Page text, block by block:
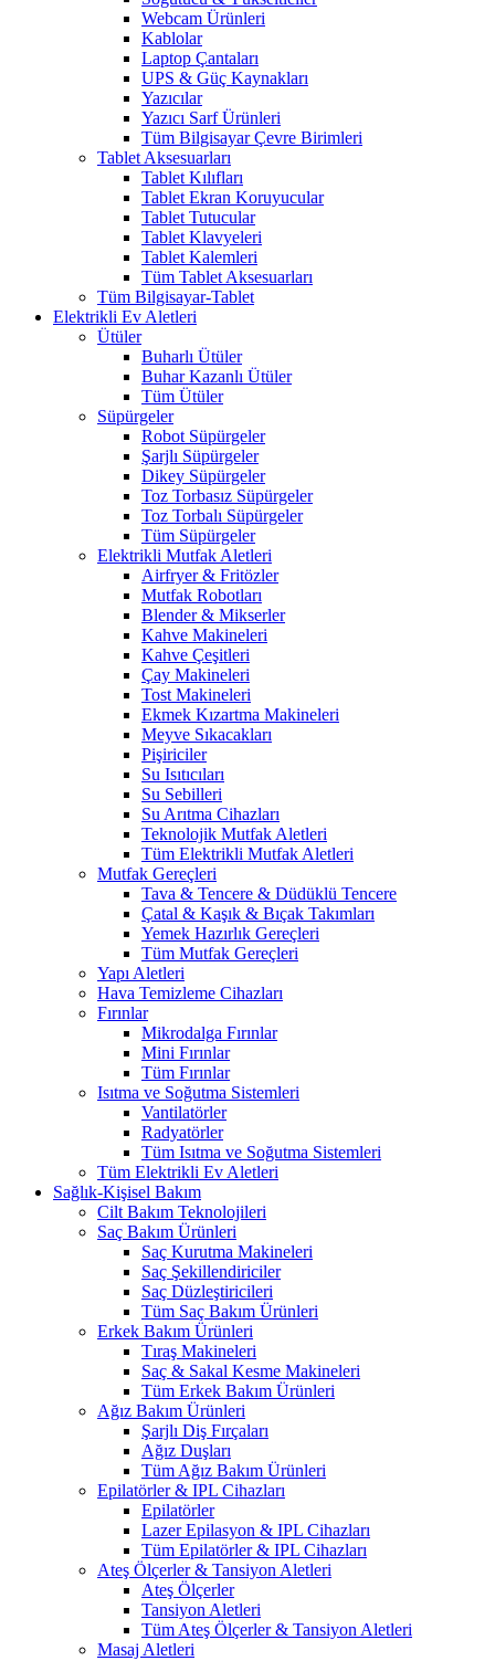
Webcam Ürünleri
Kablolar
Laptop Çantaları
UPS & Güç Kaynakları
Yazıcılar
Yazıcı Sarf Ürünleri
Tüm Bilgisayar Çevre Birimleri
Tablet Aksesuarları
Tablet Kılıfları
Tablet Ekran Koruyucular
Tablet Tutucular
Tablet Klavyeleri
Tablet Kalemleri
Tüm Tablet Aksesuarları
Tüm Bilgisayar-Tablet
Elektrikli Ev Aletleri
Ütüler
Buharlı Ütüler
Buhar Kazanlı Ütüler
Tüm Ütüler
Süpürgeler
Robot Süpürgeler
Şarjlı Süpürgeler
Dikey Süpürgeler
Toz Torbasız Süpürgeler
Toz Torbalı Süpürgeler
Tüm Süpürgeler
Elektrikli Mutfak Aletleri
Airfryer & Fritözler
Mutfak Robotları
Blender & Mikserler
Kahve Makineleri
Kahve Çeşitleri
Çay Makineleri
Tost Makineleri
Ekmek Kızartma Makineleri
Meyve Sıkacakları
Pişiriciler
Su Isıtıcıları
Su Sebilleri
Su Arıtma Cihazları
Teknolojik Mutfak Aletleri
Tüm Elektrikli Mutfak Aletleri
Mutfak Gereçleri
Tava & Tencere & Düdüklü Tencere
Çatal & Kaşık & Bıçak Takımları
Yemek Hazırlık Gereçleri
Tüm Mutfak Gereçleri
Yapı Aletleri
Hava Temizleme Cihazları
Fırınlar
Mikrodalga Fırınlar
Mini Fırınlar
Tüm Fırınlar
Isıtma ve Soğutma Sistemleri
Vantilatörler
Radyatörler
Tüm Isıtma ve Soğutma Sistemleri
Tüm Elektrikli Ev Aletleri
Sağlık-Kişisel Bakım
Cilt Bakım Teknolojileri
Saç Bakım Ürünleri
Saç Kurutma Makineleri
Saç Şekillendiriciler
Saç Düzleştiricileri
Tüm Saç Bakım Ürünleri
Erkek Bakım Ürünleri
Tıraş Makineleri
Saç & Sakal Kesme Makineleri
Tüm Erkek Bakım Ürünleri
Ağız Bakım Ürünleri
Şarjlı Diş Fırçaları
Ağız Duşları
Tüm Ağız Bakım Ürünleri
Epilatörler & IPL Cihazları
Epilatörler
Lazer Epilasyon & IPL Cihazları
Tüm Epilatörler & IPL Cihazları
Ateş Ölçerler & Tansiyon Aletleri
Ateş Ölçerler
Tansiyon Aletleri
Tüm Ateş Ölçerler & Tansiyon Aletleri
Masaj Aletleri